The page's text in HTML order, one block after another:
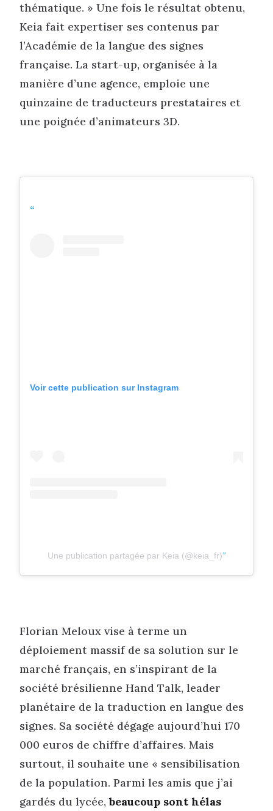
thématique. » Une fois le résultat obtenu,
Keia fait expertiser ses contenus par
l’Académie de la langue des signes
française. La start-up, organisée à la
manière d’une agence, emploie une
quinzaine de traducteurs prestataires et
une poignée d’animateurs 3D.
Voir cette publication sur Instagram
Une publication partagée par Keia (@keia_fr)
Florian Meloux vise à terme un
déploiement massif de sa solution sur le
marché français, en s’inspirant de la
société brésilienne Hand Talk, leader
planétaire de la traduction en langue des
signes. Sa société dégage aujourd’hui 170
000 euros de chiffre d’affaires. Mais
surtout, il souhaite une « sensibilisation
de la population. Parmi les amis que j’ai
gardés du lycée,beaucoup sont hélas